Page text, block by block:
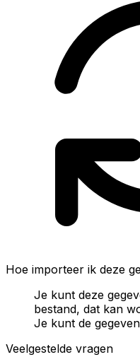
Hoe importeer ik deze
Je kunt deze
bestand, dat kan
Je kunt de
Veelgestelde vragen